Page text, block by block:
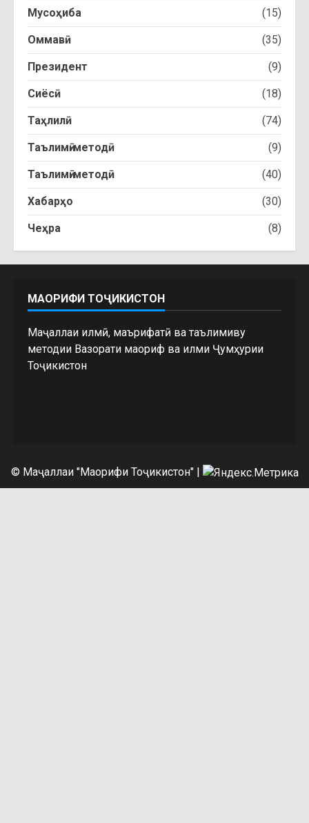
Мусоҳиба (15)
Оммавӣ (35)
Президент (9)
Сиёсӣ (18)
Таҳлилӣ (74)
Таълимӣ-методӣ (9)
Таълимӣ-методӣ (40)
Хабарҳо (30)
Чеҳра (8)
МАОРИФИ ТОҶИКИСТОН
Маҷаллаи илмӣ, маърифатӣ ва таълимиву
методии Вазорати маориф ва илми Ҷумҳурии
Тоҷикистон
© Маҷаллаи "Маорифи Тоҷикистон"